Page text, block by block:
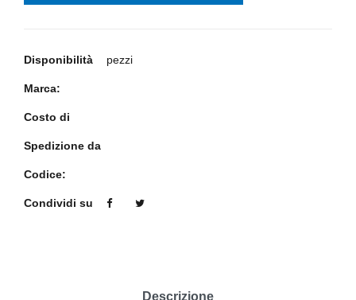
Disponibilità pezzi
Marca:
Costo di
Spedizione da
Codice:
Condividi su
Descrizione